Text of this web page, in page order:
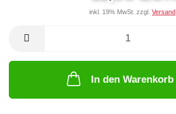
inkl. 19% MwSt. zzgl. Versand
In den Warenkorb